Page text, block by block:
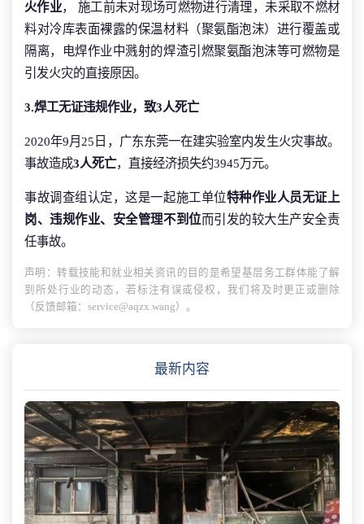
火作业， 施工前未对现场可燃物进行清理，未采取不燃材
料对冷库表面裸露的保温材料（聚氨酯泡沫）进行覆盖或
隔离，电焊作业中溅射的焊渣引燃聚氨酯泡沫等可燃物是
引发火灾的直接原因。
3.焊工无证违规作业，致3人死亡
2020年9月25日，广东东莞一在建实验室内发生火灾事故。
事故造成3人死亡，直接经济损失约3945万元。
事故调查组认定，这是一起施工单位特种作业人员无证上
岗、违规作业、安全管理不到位而引发的较大生产安全责
任事故。
声明：转载技能和就业相关资讯的目的是希望基层务工群体能了解
到所处行业的动态，若标注有误或侵权，我们将及时更正或删除
（反馈邮箱：service@aqzx.wang）。
最新内容